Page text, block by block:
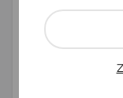
Auta krajowe
Miesięczna rata